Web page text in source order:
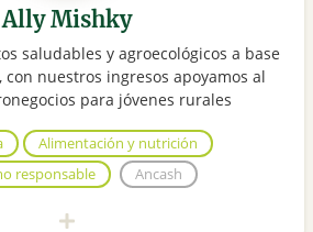
Ally Mishky
saludables y agroecológicos a base
nuestros ingresos apoyamos al
para jóvenes rurales
Alimentación y nutrición
responsable
Ancash